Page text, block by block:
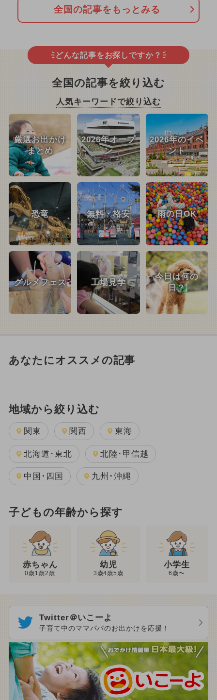
全国の記事をもっとみる
どんな記事をお探しですか？
全国の記事を絞り込む
人気キーワードで絞り込む
厳選お出かけ
まとめ
2026年オープ
ン
2026年のイベ
ント
恐竜 無料・格安 雨の日OK
グルメフェス 工場見学
今日は何の
日？
あなたにオススメの記事
地域から絞り込む
関東 関西 東海
北海道･東北 北陸･甲信越
中国･四国 九州･沖縄
子どもの年齢から探す
赤ちゃん
0歳1歳2歳
幼児
3歳4歳5歳
小学生
6歳〜
Twitter＠いこーよ
子育て中のママパパのお出かけを応援！